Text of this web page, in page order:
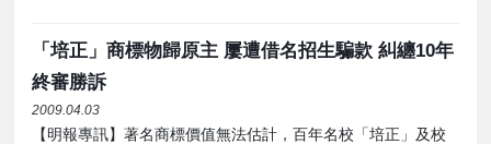
「培正」商標物歸原主 屢遭借名招生騙款 糾纏10年
終審勝訴
2009.04.03
【明報專訊】著名商標價值無法估計，百年名校「培正」及校